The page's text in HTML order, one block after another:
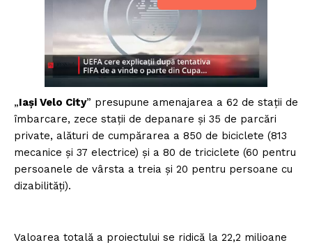
„Iași Velo City” presupune amenajarea a 62 de stații de
îmbarcare, zece stații de depanare și 35 de parcări
private, alături de cumpărarea a 850 de biciclete (813
mecanice și 37 electrice) și a 80 de triciclete (60 pentru
persoanele de vârsta a treia și 20 pentru persoane cu
dizabilități).
Valoarea tota­lă a proiectului se ridică la 22,2 milioane